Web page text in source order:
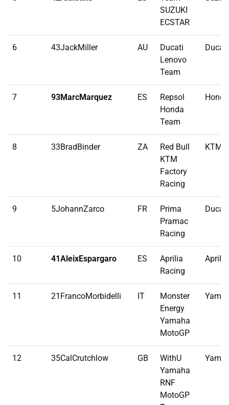
SUZUKI
ECSTAR
6 43JackMiller AU
Ducati
Lenovo
Team
Ducati
7 93MarcMarquez ES
Repsol
Honda
Team
Honda
8 33BradBinder ZA
Red Bull
KTM
Factory
Racing
KTM
9 5JohannZarco FR
Prima
Pramac
Racing
Ducati
10 41AleixEspargaro ES
Aprilia
Racing
Aprilia
11 21FrancoMorbidelli IT
Monster
Energy
Yamaha
MotoGP
12 35CalCrutchlow GB
WithU
Yamaha
RNF
MotoGP